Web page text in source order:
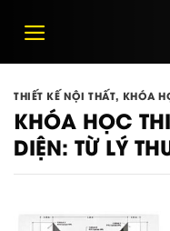
THIẾT KẾ NỘI THẤT, KHÓA
KHÓA HỌC
DIỆN: TỪ LÝ